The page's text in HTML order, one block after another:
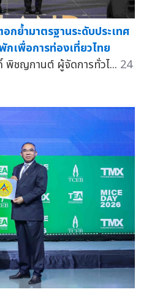
กย้ำมาตรฐานระดับประเทศ
กเพื่อการท่องเที่ยวไทย
ญกานต์ ผู้จัดการทั่วไ... 24